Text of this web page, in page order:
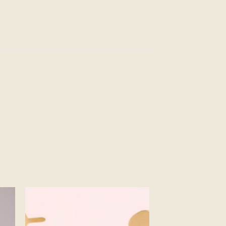
Ajouter
à la